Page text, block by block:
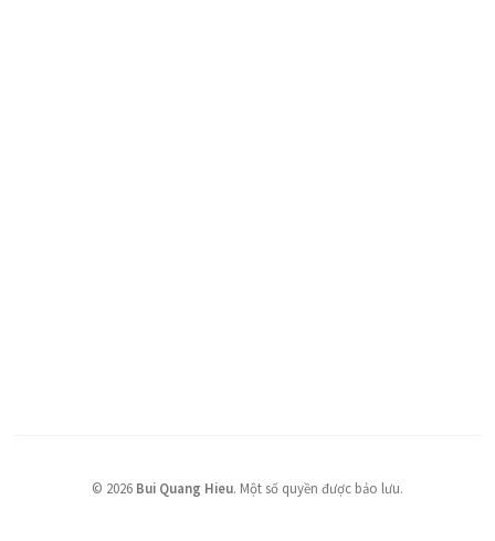
© 2026 Bui Quang Hieu. Một số quyền được bảo lưu.